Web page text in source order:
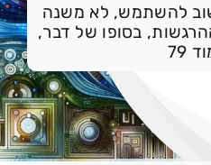
שוב להשתמש, לא משנה
בסופו של דבר,